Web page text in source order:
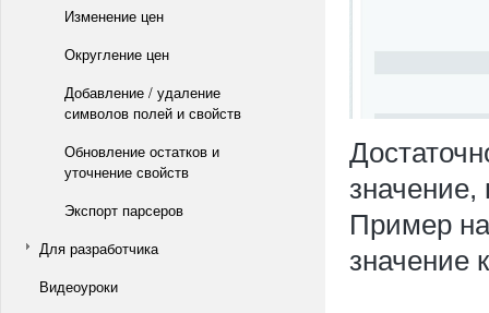
Изменение цен
Округление цен
Добавление / удаление
символов полей и свойств
Обновление остатков и
уточнение свойств
Экспорт парсеров
Для разработчика
Видеоуроки
значение,
Пример
значение